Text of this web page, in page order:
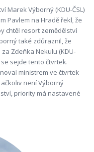
Marek Výborný (KDU-ČSL)
Pavlem na Hradě řekl, že
chtěl resort zemědělství
také zdůraznil, že
Zdeňka Nekulu (KDU-
sejde tento čtvrtek.
ministrem ve čtvrtek
není Výborný
priority má nastavené